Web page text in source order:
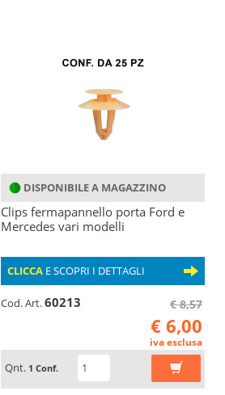
DISPONIBILE A MAGAZZINO
Clips fermapannello porta Ford e
Mercedes vari modelli
CLICCAE SCOPRI I DETTAGLI
Cod. Art.60213 € 8,57
€ 6,00
iva esclusa
Qnt. 1 Conf.